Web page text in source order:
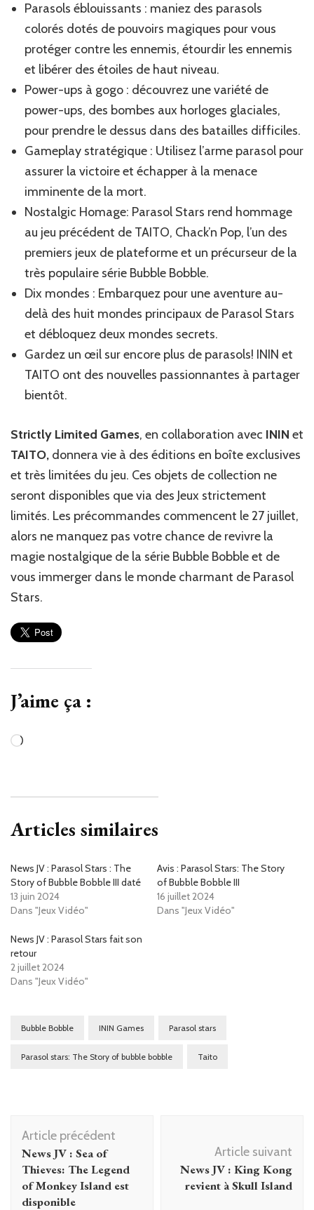
Parasols éblouissants : maniez des parasols
colorés dotés de pouvoirs magiques pour vous
protéger contre les ennemis, étourdir les ennemis
et libérer des étoiles de haut niveau.
Power-ups à gogo : découvrez une variété de
power-ups, des bombes aux horloges glaciales,
pour prendre le dessus dans des batailles difficiles.
Gameplay stratégique : Utilisez l’arme parasol pour
assurer la victoire et échapper à la menace
imminente de la mort.
Nostalgic Homage: Parasol Stars rend hommage
au jeu précédent de TAITO, Chack’n Pop, l’un des
premiers jeux de plateforme et un précurseur de la
très populaire série Bubble Bobble.
Dix mondes : Embarquez pour une aventure au-
delà des huit mondes principaux de Parasol Stars
et débloquez deux mondes secrets.
Gardez un œil sur encore plus de parasols! ININ et
TAITO ont des nouvelles passionnantes à partager
bientôt.
Strictly Limited Games, en collaboration avec ININ et
TAITO, donnera vie à des éditions en boîte exclusives
et très limitées du jeu. Ces objets de collection ne
seront disponibles que via des Jeux strictement
limités. Les précommandes commencent le 27 juillet,
alors ne manquez pas votre chance de revivre la
magie nostalgique de la série Bubble Bobble et de
vous immerger dans le monde charmant de Parasol
Stars.
J’aime ça :
Chargement…
Articles similaires
News JV : Parasol Stars : The
Story of Bubble Bobble III daté
13 juin 2024
Dans "Jeux Vidéo"
Avis : Parasol Stars: The Story
of Bubble Bobble III
16 juillet 2024
Dans "Jeux Vidéo"
News JV : Parasol Stars fait son
retour
2 juillet 2024
Dans "Jeux Vidéo"
Bubble Bobble ININ Games Parasol stars
Parasol stars: The Story of bubble bobble Taito
Navigation
d'article
Article précédent
News JV : Sea of
Thieves: The Legend
of Monkey Island est
disponible
Article suivant
News JV : King Kong
revient à Skull Island